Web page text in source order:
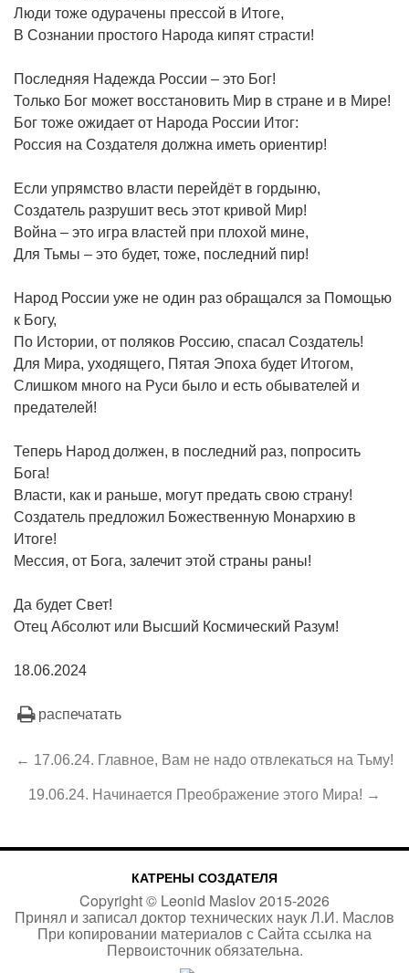
Люди тоже одурачены прессой в Итоге,
В Сознании простого Народа кипят страсти!
Последняя Надежда России – это Бог!
Только Бог может восстановить Мир в стране и в Мире!
Бог тоже ожидает от Народа России Итог:
Россия на Создателя должна иметь ориентир!
Если упрямство власти перейдёт в гордыню,
Создатель разрушит весь этот кривой Мир!
Война – это игра властей при плохой мине,
Для Тьмы – это будет, тоже, последний пир!
Народ России уже не один раз обращался за Помощью
к Богу,
По Истории, от поляков Россию, спасал Создатель!
Для Мира, уходящего, Пятая Эпоха будет Итогом,
Слишком много на Руси было и есть обывателей и
предателей!
Теперь Народ должен, в последний раз, попросить
Бога!
Власти, как и раньше, могут предать свою страну!
Создатель предложил Божественную Монархию в
Итоге!
Мессия, от Бога, залечит этой страны раны!
Да будет Свет!
Отец Абсолют или Высший Космический Разум!
18.06.2024
распечатать
← 17.06.24. Главное, Вам не надо отвлекаться на Тьму!
19.06.24. Начинается Преображение этого Мира! →
КАТРЕНЫ СОЗДАТЕЛЯ
Copyright © Leonid Maslov2015-2026
Принял и записал доктор технических наук Л.И. Маслов
При копировании материалов с Сайтассылка на
Первоисточникобязательна.